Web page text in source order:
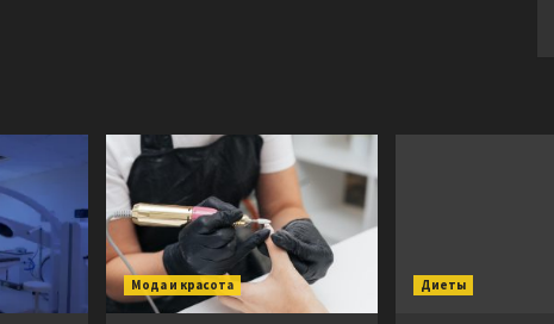
Мода и красота Диеты